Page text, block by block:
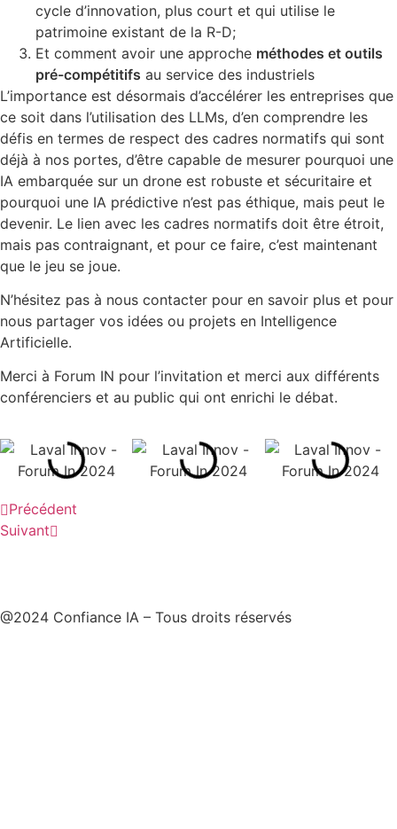
cycle d’innovation, plus court et qui utilise le
patrimoine existant de la R-D;
Et comment avoir une approche méthodes et outils
pré-compétitifs au service des industriels
L’importance est désormais d’accélérer les entreprises que
ce soit dans l’utilisation des LLMs, d’en comprendre les
défis en termes de respect des cadres normatifs qui sont
déjà à nos portes, d’être capable de mesurer pourquoi une
IA embarquée sur un drone est robuste et sécuritaire et
pourquoi une IA prédictive n’est pas éthique, mais peut le
devenir. Le lien avec les cadres normatifs doit être étroit,
mais pas contraignant, et pour ce faire, c’est maintenant
que le jeu se joue.
N’hésitez pas à nous contacter pour en savoir plus et pour
nous partager vos idées ou projets en Intelligence
Artificielle.
Merci à Forum IN pour l’invitation et merci aux différents
conférenciers et au public qui ont enrichi le débat.
Précédent
Suivant
@2024 Confiance IA – Tous droits réservés